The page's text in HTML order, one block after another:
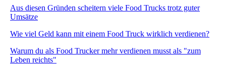
Aus diesen Gründen scheitern viele Food Trucks trotz guter
Umsätze
Wie viel Geld kann mit einem Food Truck wirklich verdienen?
Warum du als Food Trucker mehr verdienen musst als "zum
Leben reichts"